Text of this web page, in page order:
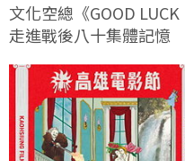
文化空總《GOOD
走進戰後八十集體記憶